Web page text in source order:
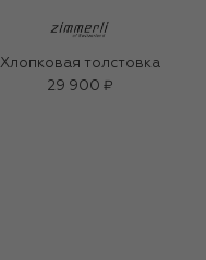
Хлопковая толстовка
29 900 ₽